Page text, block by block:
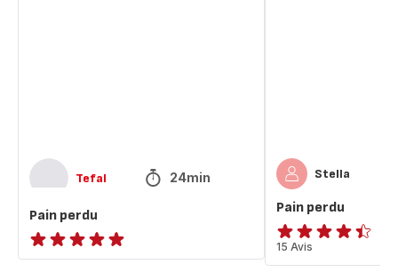
Tefal 24min
Pain perdu
ratings.NaN
Stella
Pain perdu
ratings.4.4
15 Avis